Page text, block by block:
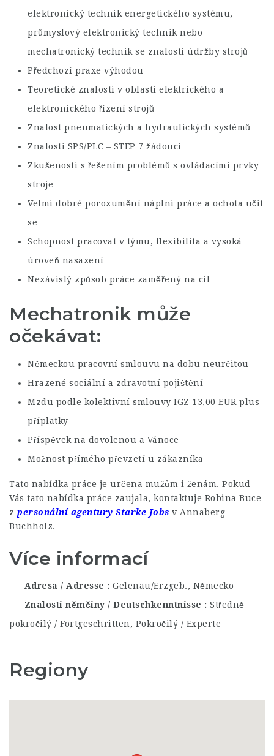
elektronický technik energetického systému,
průmyslový elektronický technik nebo
mechatronický technik se znalostí údržby strojů
Předchozí praxe výhodou
Teoretické znalosti v oblasti elektrického a
elektronického řízení strojů
Znalost pneumatických a hydraulických systémů
Znalosti SPS/PLC – STEP 7 žádoucí
Zkušenosti s řešením problémů s ovládacími prvky
stroje
Velmi dobré porozumění náplni práce a ochota učit
se
Schopnost pracovat v týmu, flexibilita a vysoká
úroveň nasazení
Nezávislý způsob práce zaměřený na cíl
Mechatronik může
očekávat:
Německou pracovní smlouvu na dobu neurčitou
Hrazené sociální a zdravotní pojištění
Mzdu podle kolektivní smlouvy IGZ 13,00 EUR plus
příplatky
Příspěvek na dovolenou a Vánoce
Možnost přímého převzetí u zákazníka
Tato nabídka práce je určena mužům i ženám. Pokud
Vás tato nabídka práce zaujala, kontaktuje Robina Buce
z personální agentury Starke Jobs v Annaberg-
Buchholz.
Více informací
Adresa / Adresse
Gelenau/Erzgeb., Německo
Znalosti němčiny / Deutschkenntnisse
Středně
pokročilý / Fortgeschritten, Pokročilý / Experte
Regiony